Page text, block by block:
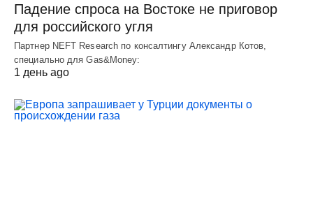
Падение спроса на Востоке не приговор
для российского угля
Партнер NEFT Research по консалтингу Александр Котов,
специально для Gas&Money:
1 день ago